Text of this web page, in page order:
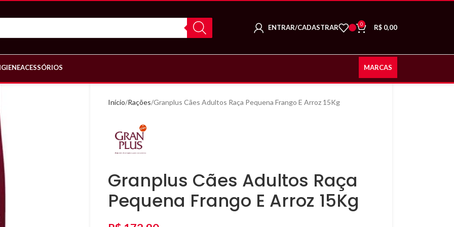
ENTRAR/CADASTRAR 0 R$ 0,00
ACESSÓRIOS MARCAS
Início Rações Granplus Cães Adultos Raça Pequena Frango E Arroz 15Kg
Granplus Cães Adultos Raça
Pequena Frango E Arroz 15Kg